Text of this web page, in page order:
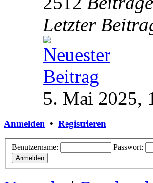
Letzter
5. Mai 2025,
Anmelden • Registrieren
Benutzername: Passwort: